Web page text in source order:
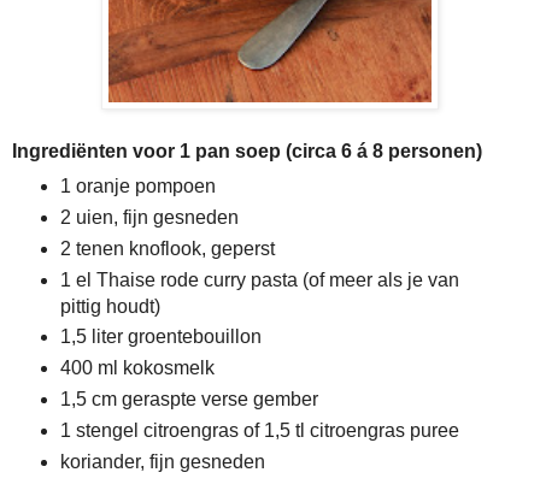
Ingrediënten voor 1 pan soep (circa 6 á 8 personen)
1 oranje pompoen
2 uien, fijn gesneden
2 tenen knoflook, geperst
1 el Thaise rode curry pasta (of meer als je van
pittig houdt)
1,5 liter groentebouillon
400 ml kokosmelk
1,5 cm geraspte verse gember
1 stengel citroengras of 1,5 tl citroengras puree
koriander, fijn gesneden